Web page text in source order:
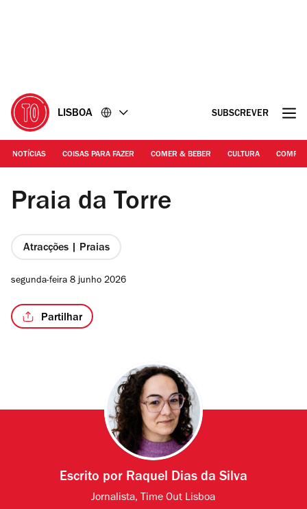
LISBOA SUBSCREVER
NOTÍCIAS COISAS PARA FAZER COMER & BEBER CULTURA
Fotografia: Arlindo Camacho | Praia da Torre
Praia da Torre
Atracções | Praias
segunda-feira 8 junho 2026
Partilhar
Escrito por Raquel Dias da Silva
Jornalista, Time Out Lisboa